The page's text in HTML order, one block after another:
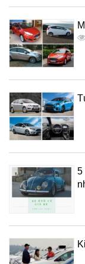
5